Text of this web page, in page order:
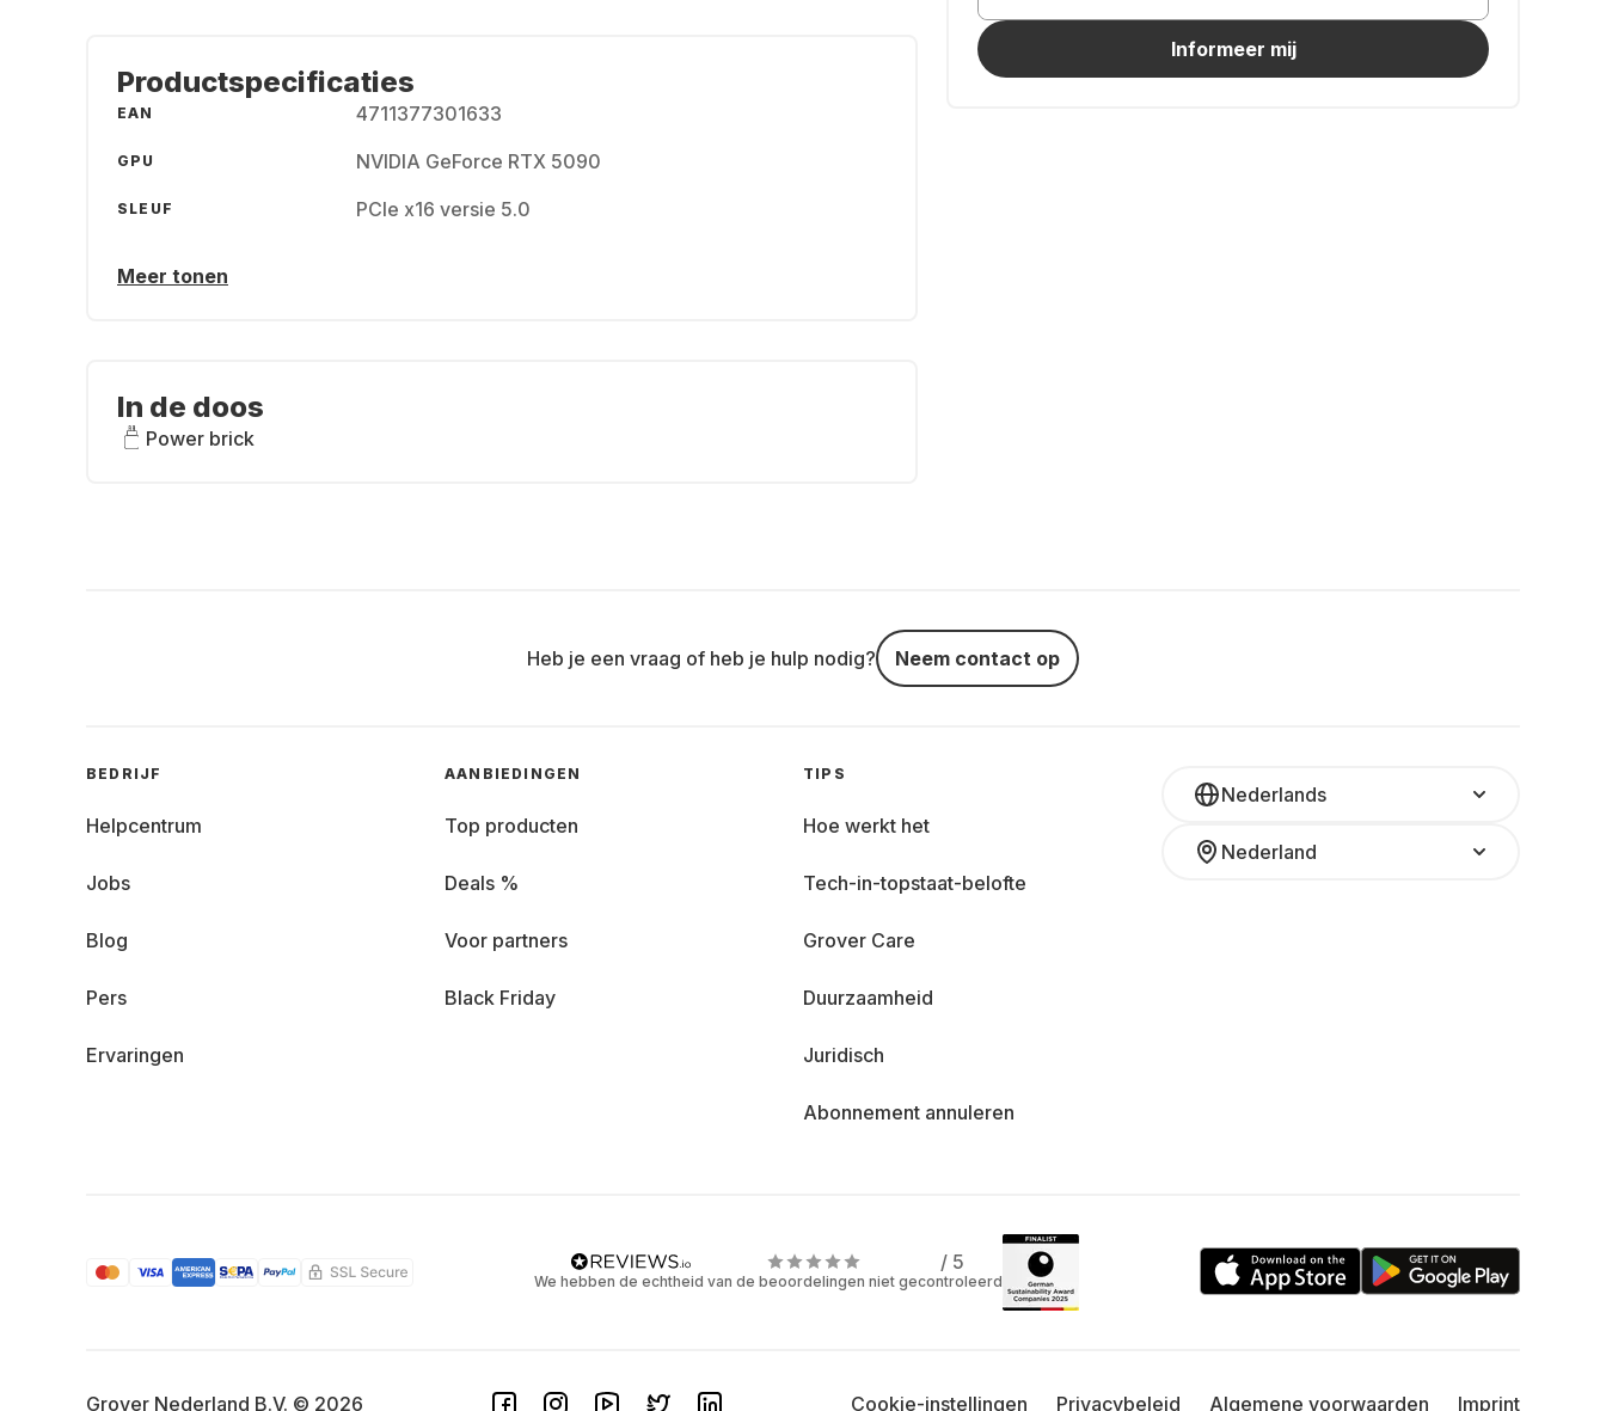
Informeer mij
Productspecificaties
EAN 4711377301633
GPU NVIDIA GeForce RTX 5090
SLEUF PCIe x16 versie 5.0
Meer tonen
In de doos
Power brick
Heb je een vraag of heb je hulp nodig? Neem contact op
Nederlands
Nederland
BEDRIJF
Helpcentrum
Jobs
Blog
Pers
Ervaringen
AANBIEDINGEN
Top producten
Deals %
Voor partners
Black Friday
TIPS
Hoe werkt het
Tech-in-topstaat-belofte
Grover Care
Duurzaamheid
Juridisch
Abonnement annuleren
/ 5
We hebben de echtheid van de beoordelingen niet gecontroleerd
Grover Nederland B.V. © 2026 Cookie-instellingen Privacybeleid Algemene voorwaarden Imprint